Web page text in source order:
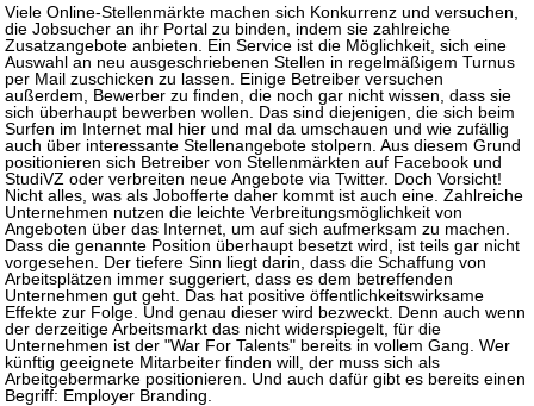
Viele Online-Stellenmärkte machen sich Konkurrenz und versuchen,
die Jobsucher an ihr Portal zu binden, indem sie zahlreiche
Zusatzangebote anbieten. Ein Service ist die Möglichkeit, sich eine
Auswahl an neu ausgeschriebenen Stellen in regelmäßigem Turnus
per Mail zuschicken zu lassen. Einige Betreiber versuchen
außerdem, Bewerber zu finden, die noch gar nicht wissen, dass sie
sich überhaupt bewerben wollen. Das sind diejenigen, die sich beim
Surfen im Internet mal hier und mal da umschauen und wie zufällig
auch über interessante Stellenangebote stolpern. Aus diesem Grund
positionieren sich Betreiber von Stellenmärkten auf Facebook und
StudiVZ oder verbreiten neue Angebote via Twitter. Doch Vorsicht!
Nicht alles, was als Jobofferte daher kommt ist auch eine. Zahlreiche
Unternehmen nutzen die leichte Verbreitungsmöglichkeit von
Angeboten über das Internet, um auf sich aufmerksam zu machen.
Dass die genannte Position überhaupt besetzt wird, ist teils gar nicht
vorgesehen. Der tiefere Sinn liegt darin, dass die Schaffung von
Arbeitsplätzen immer suggeriert, dass es dem betreffenden
Unternehmen gut geht. Das hat positive öffentlichkeitswirksame
Effekte zur Folge. Und genau dieser wird bezweckt. Denn auch wenn
der derzeitige Arbeitsmarkt das nicht widerspiegelt, für die
Unternehmen ist der "War For Talents" bereits in vollem Gang. Wer
künftig geeignete Mitarbeiter finden will, der muss sich als
Arbeitgebermarke positionieren. Und auch dafür gibt es bereits einen
Begriff: Employer Branding.